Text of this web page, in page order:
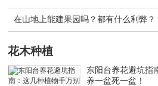
在山地上能建果园吗？都有什么利弊？
花木种植
东阳台养花避坑指
养一盆死一盆！